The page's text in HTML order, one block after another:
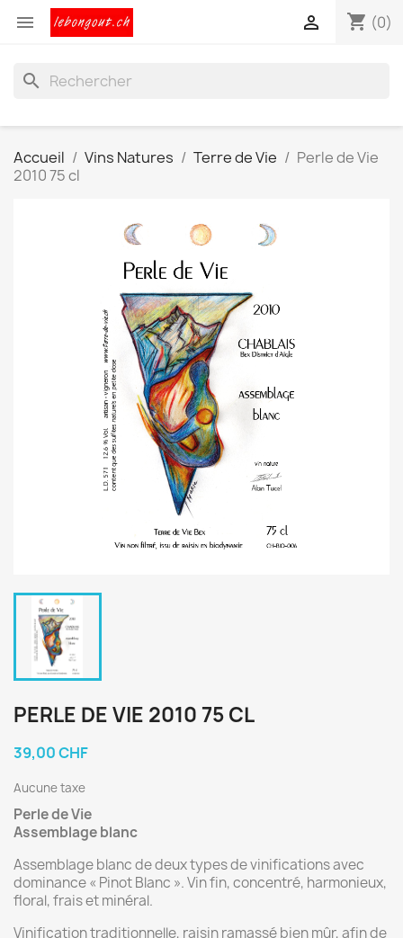
 shopping_cart (0)

search
Accueil Vins Natures Terre de Vie
Perle de Vie
2010 75 cl
PERLE DE VIE 2010 75 CL
39,00 CHF
Aucune taxe
Perle de Vie
Assemblage blanc
Assemblage blanc de deux types de vinifications avec
dominance « Pinot Blanc ». Vin fin, concentré, harmonieux,
floral, frais et minéral.
Vinification traditionnelle, raisin ramassé bien mûr, afin de